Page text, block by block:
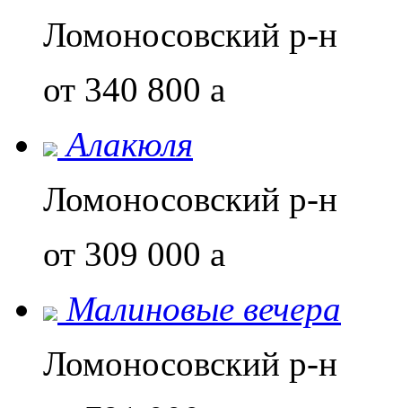
Ломоносовский р-н
от 340 800 a
Алакюля
Ломоносовский р-н
от 309 000 a
Малиновые вечера
Ломоносовский р-н